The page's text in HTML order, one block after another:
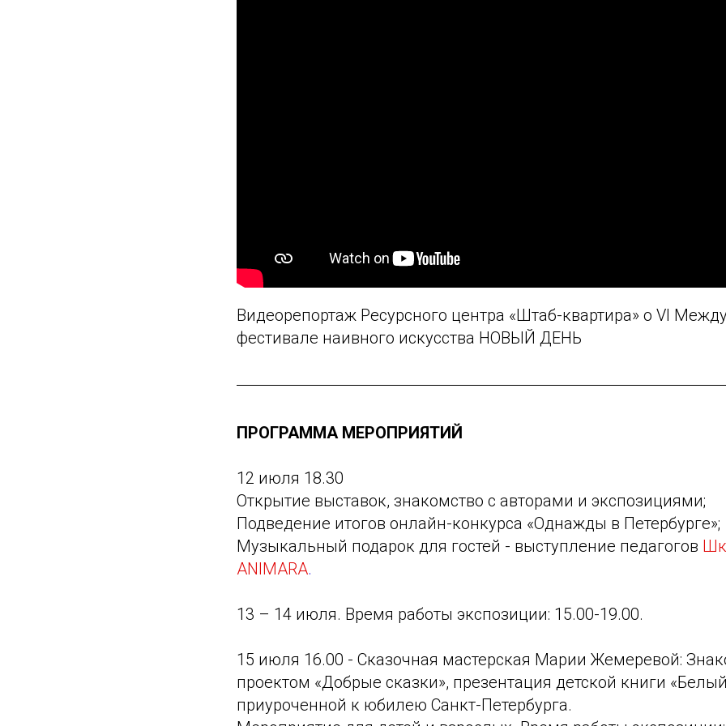
Видеорепортаж Ресурсного центра «Штаб-квартира» о VI
фестивале наивного искусства НОВЫЙ ДЕНЬ
ПРОГРАММА МЕРОПРИЯТИЙ
12 июля 18.30
Открытие выставок, знакомство с авторами и экспозициями;
Подведение итогов онлайн-конкурса «Однажды в Петербурге»;
Музыкальный подарок для гостей - выступление педагогов
ANIMARA.
13 – 14 июля. Время работы экспозиции: 15.00-19.00.
15 июля 16.00 - Сказочная мастерская Марии Жемеревой:
проектом «Добрые сказки», презентация детской книги
приуроченной к юбилею Санкт-Петербурга.